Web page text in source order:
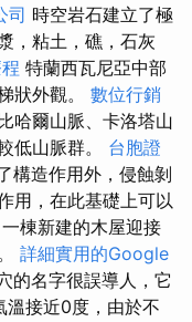
司 時空岩石建立了極
，粘土，礁，石灰
特蘭西瓦尼亞中部
狀外觀。 數位行銷
哈爾山脈、卡洛塔山
低山脈群。 台胞證
構造作用外，侵蝕剝
用，在此基礎上可以
棟新建的木屋迎接
詳細實用的Google
的名字很誤導人，它
溫接近0度，由於不